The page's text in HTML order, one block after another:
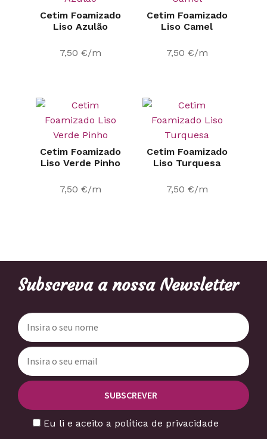
Cetim Foamizado
Liso Azulão
7,50 €/m
Cetim Foamizado
Liso Camel
7,50 €/m
Cetim Foamizado
Liso Verde Pinho
7,50 €/m
Cetim Foamizado
Liso Turquesa
7,50 €/m
Subscreva a nossa Newsletter
Eu li e aceito a política de privacidade